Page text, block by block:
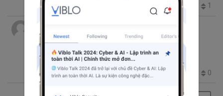
2.3K 0 1
TÌm hiều về các length unit phổ biến trong
CSS
CSS3 em rem px length unit
1.2K 2 0 0